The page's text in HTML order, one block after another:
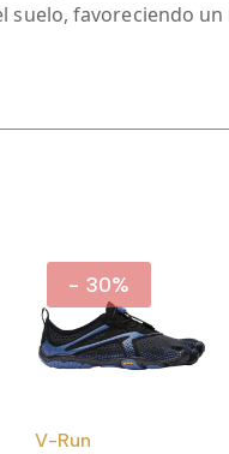
suelo, favoreciendo
- 30%
V-Run